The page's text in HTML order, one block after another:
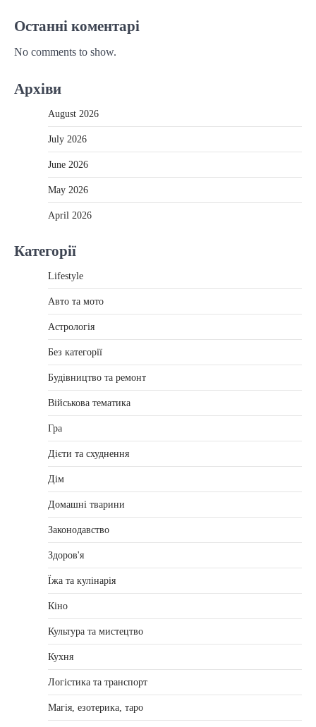
Останні коментарі
No comments to show.
Архіви
August 2026
July 2026
June 2026
May 2026
April 2026
Категорії
Lifestyle
Авто та мото
Астрологія
Без категорії
Будівництво та ремонт
Військова тематика
Гра
Дієти та схуднення
Дім
Домашні тварини
Законодавство
Здоров'я
Їжа та кулінарія
Кіно
Культура та мистецтво
Кухня
Логістика та транспорт
Магія, езотерика, таро